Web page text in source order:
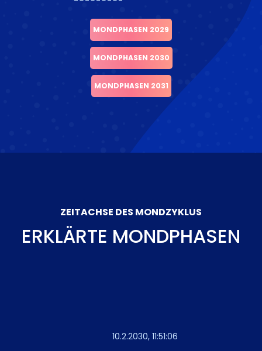
MONDPHASEN 2029
MONDPHASEN 2030
MONDPHASEN 2031
ZEITACHSE DES MONDZYKLUS
ERKLÄRTE MONDPHASEN
10.2.2030, 11:51:06